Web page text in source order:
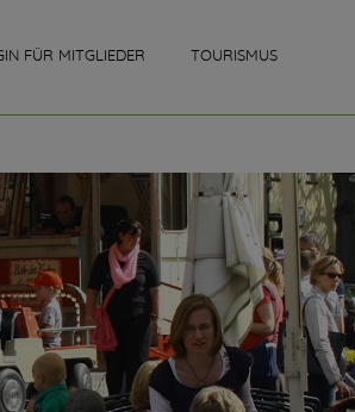
FÜR MITGLIEDER TOURISMUS